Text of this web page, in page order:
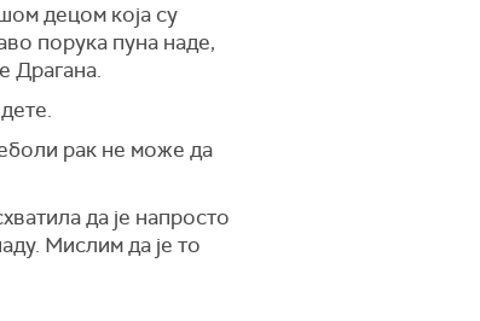
децом која су
порука пуна наде,
Драгана.
рак не може да
да је напросто
Мислим да је то